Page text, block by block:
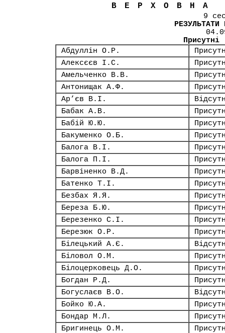
9
РЕЗУЛЬТАТИ
Абдуллін О.Р.
Алексєєв І.С.
Амельченко В.В.
Антонищак А.Ф.
Ар’єв В.І.
Бабак А.В.
Бабій Ю.Ю.
Бакуменко О.Б.
Балога В.І.
Балога П.І.
Барвіненко В.Д.
Батенко Т.І.
Безбах Я.Я.
Береза Б.Ю.
Березенко С.І.
Березюк О.Р.
Білецький А.Є.
Біловол О.М.
Білоцерковець Д.О.
Богдан Р.Д.
Богуслаєв В.О.
Бойко Ю.А.
Бондар М.Л.
Бригинець О.М.